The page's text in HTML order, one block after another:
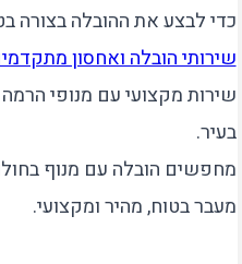
כדי לבצע את ההובלה בצורה
שירותי הובלה ואחסון
שירות מקצועי עם מנופי
בעיר.
מחפשים הובלה עם מנוף
מעבר בטוח, מהיר ומקצועי.